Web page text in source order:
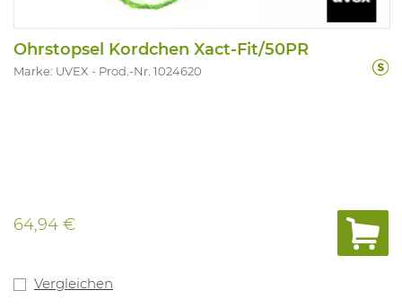
Ohrstopsel Kordchen Xact-Fit/50PR
Marke: UVEX Prod.-Nr. 1024620
64,94 €
Vergleichen